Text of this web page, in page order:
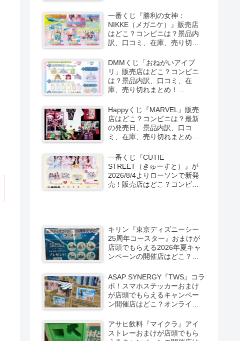
ミマで新発売！しまむら系列
のアベイルも！
一番くじ『勝利の女神：
NIKKE（メガニケ）』販売店
はどこ？コンビニは？景品内
訳、口コミ、在庫、売り切れ
CHAPTER8（第8弾）が
2026/8/8より新発売！
DMMくじ「おねがいアイプ
リ」販売店はどこ？コンビニ
は？景品内訳、口コミ、在
庫、売り切れまとめ！
新発売！
Happyくじ『MARVEL』販売
店はどこ？コンビニは？最新
の発売日、景品内訳、口コ
ミ、在庫、売り切れまとめ！
ニュー・デイが2026/8/7より
ローソン、ファミマなどで新
発売！
一番くじ『CUTIE
STREET（きゅーすと）』が
2026/8/4よりローソンで新発
売！販売店はどこ？コンビニ
キリン『東京ディズニーシー
25周年コースター』おまけが
店頭でもらえる2026年夏キャ
ンペーンの開催店はどこ？全6
ド、チップとデールなども！
ASAP SYNERGY『TWS』コラ
ボ！スマホステッカーおまけ
が店頭でもらえるキャンペー
ン開催店はどこ？オンライン
などで新発売！
アサヒ飲料『マイクラ』アイ
ストレーおまけが店頭でもら